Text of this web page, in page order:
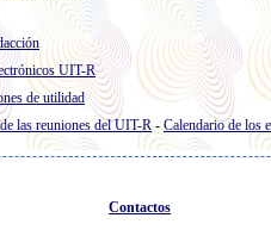
UIT-R
de utilidad
las reuniones del UIT-R- Calendario de los
Contactos